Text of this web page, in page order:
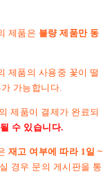
제품은 불량 제품만 동
제품의 사용중 꽃이 떨
가능합니다.
제품이 결제가 완료되
수 있습니다.
재고 여부에 따라 1일 ~
경우 문의 게시판을 통